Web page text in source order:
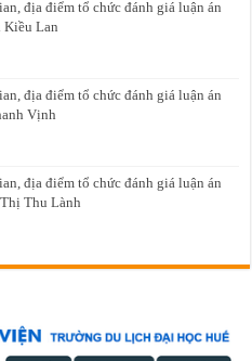
địa điểm tổ chức đánh giá luận án
Kiều Lan
địa điểm tổ chức đánh giá luận án
Vịnh
địa điểm tổ chức đánh giá luận án
Thu Lành